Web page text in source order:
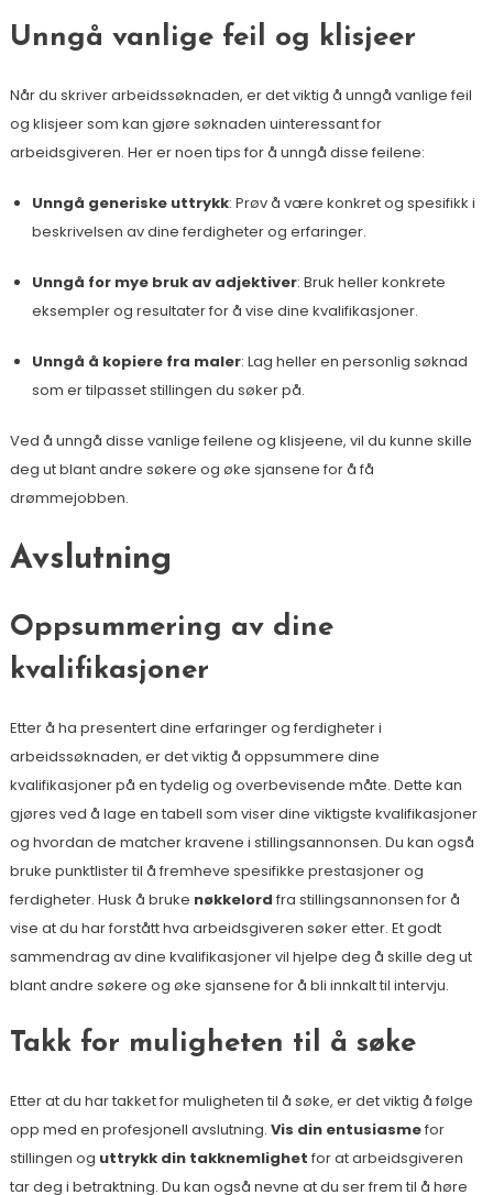
Unngå vanlige feil og klisjeer
Når du skriver arbeidssøknaden, er det viktig å unngå vanlige feil
og klisjeer som kan gjøre søknaden uinteressant for
arbeidsgiveren. Her er noen tips for å unngå disse feilene:
Unngå generiske uttrykk: Prøv å være konkret og spesifikk i
beskrivelsen av dine ferdigheter og erfaringer.
Unngå for mye bruk av adjektiver: Bruk heller konkrete
eksempler og resultater for å vise dine kvalifikasjoner.
Unngå å kopiere fra maler: Lag heller en personlig søknad
som er tilpasset stillingen du søker på.
Ved å unngå disse vanlige feilene og klisjeene, vil du kunne skille
deg ut blant andre søkere og øke sjansene for å få
drømmejobben.
Avslutning
Oppsummering av dine
kvalifikasjoner
Etter å ha presentert dine erfaringer og ferdigheter i
arbeidssøknaden, er det viktig å oppsummere dine
kvalifikasjoner på en tydelig og overbevisende måte. Dette kan
gjøres ved å lage en tabell som viser dine viktigste kvalifikasjoner
og hvordan de matcher kravene i stillingsannonsen. Du kan også
bruke punktlister til å fremheve spesifikke prestasjoner og
ferdigheter. Husk å bruke nøkkelord fra stillingsannonsen for å
vise at du har forstått hva arbeidsgiveren søker etter. Et godt
sammendrag av dine kvalifikasjoner vil hjelpe deg å skille deg ut
blant andre søkere og øke sjansene for å bli innkalt til intervju.
Takk for muligheten til å søke
Etter at du har takket for muligheten til å søke, er det viktig å følge
opp med en profesjonell avslutning. Vis din entusiasmefor
stillingen og uttrykk din takknemlighet for at arbeidsgiveren
tar deg i betraktning. Du kan også nevne at du ser frem til å høre